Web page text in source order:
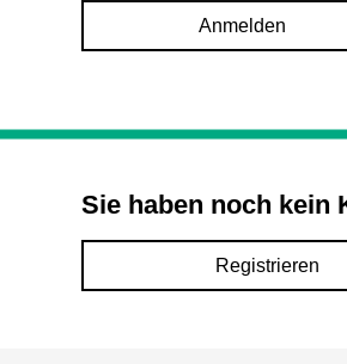
Anmelden
Sie haben noch kein
Registrieren